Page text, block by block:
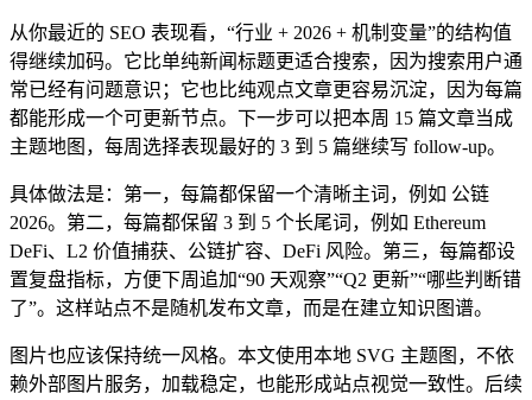
从你最近的 SEO 表现看，“行业 + 2026 + 机制变量”的结构值
得继续加码。它比单纯新闻标题更适合搜索，因为搜索用户通
常已经有问题意识；它也比纯观点文章更容易沉淀，因为每篇
都能形成一个可更新节点。下一步可以把本周 15 篇文章当成
主题地图，每周选择表现最好的 3 到 5 篇继续写 follow-up。
具体做法是：第一，每篇都保留一个清晰主词，例如 公链
2026。第二，每篇都保留 3 到 5 个长尾词，例如 Ethereum
DeFi、L2 价值捕获、公链扩容、DeFi 风险。第三，每篇都设
置复盘指标，方便下周追加“90 天观察”“Q2 更新”“哪些判断错
了”。这样站点不是随机发布文章，而是在建立知识图谱。
图片也应该保持统一风格。本文使用本地 SVG 主题图，不依
赖外部图片服务，加载稳定，也能形成站点视觉一致性。后续